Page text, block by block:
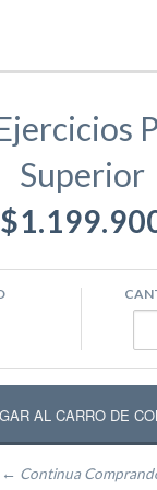
Equipamento
Superior
← Continua